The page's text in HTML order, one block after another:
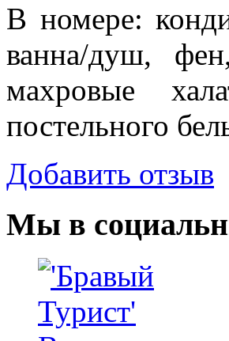
В номере:
ванна/душ,
махровые
постельного
Добавить отзыв
Мы в